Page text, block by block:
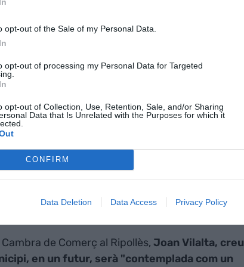
opt-out of the Sale of my Personal Data.
opt-out of processing my Personal Data for Targeted
opt-out of Collection, Use, Retention, Sale, and/or Sharing
Data that Is Unrelated with the Purposes for which it
CONFIRM
Data Deletion Data Access Privacy Policy
real", insisteix.
Vila
amb el conseller d'Empresa i Coneixement,
la situació i parlar de projectes de futur. Per la
ha servit peracordar la necessitat de
per portar més iniciatives del món
no es vinculi la ciutat al terrorisme.
aïllada sinó
gestat aquí"
de Comerç al Ripollès, Joan Vilalta, creu
en un futur, serà "contemplada com un